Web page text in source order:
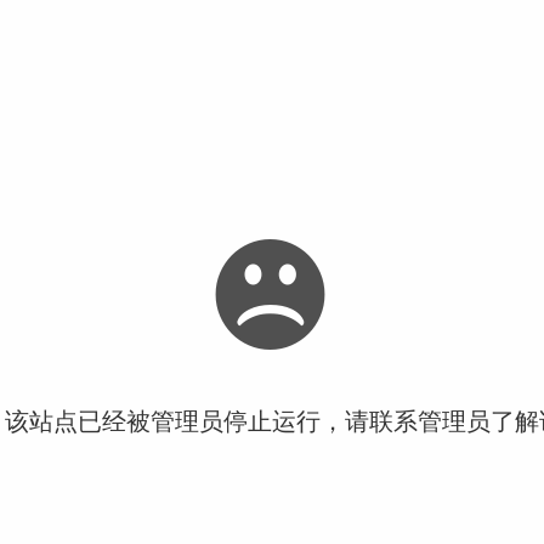
站点已经被管理员停止运行，请联系管理员了